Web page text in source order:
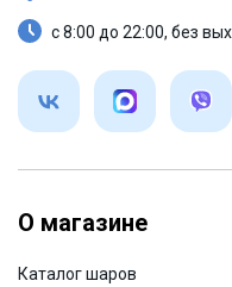
О магазине
Каталог шаров
с 8:00 до 22:00, без